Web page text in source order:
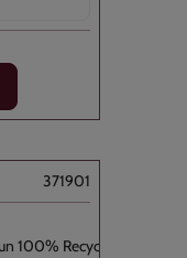
371901
100% Recyclé à [...]